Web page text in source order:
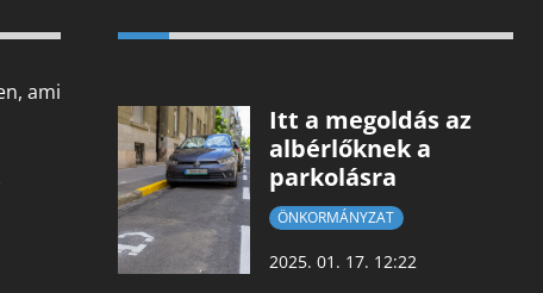
ami
Itt a megoldás az
albérlőknek a
parkolásra
ÖNKORMÁNYZAT
2025. 01. 17. 12:22